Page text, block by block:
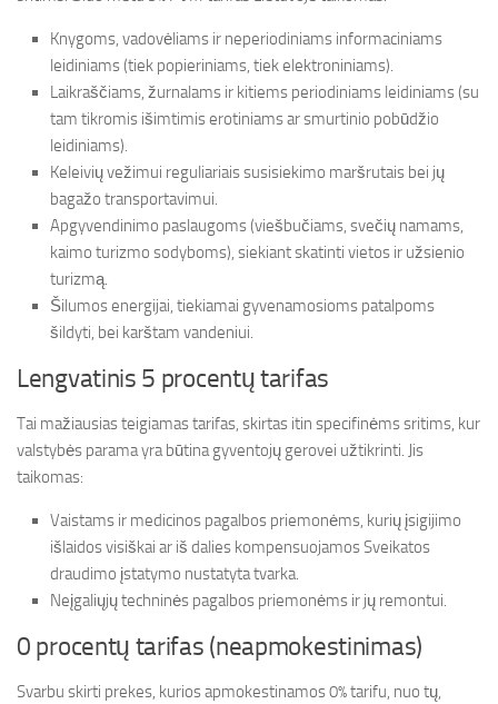
Knygoms, vadovėliams ir neperiodiniams informaciniams
leidiniams (tiek popieriniams, tiek elektroniniams).
Laikraščiams, žurnalams ir kitiems periodiniams leidiniams (su
tam tikromis išimtimis erotiniams ar smurtinio pobūdžio
leidiniams).
Keleivių vežimui reguliariais susisiekimo maršrutais bei jų
bagažo transportavimui.
Apgyvendinimo paslaugoms (viešbučiams, svečių namams,
kaimo turizmo sodyboms), siekiant skatinti vietos ir užsienio
turizmą.
Šilumos energijai, tiekiamai gyvenamosioms patalpoms
šildyti, bei karštam vandeniui.
Lengvatinis 5 procentų tarifas
Tai mažiausias teigiamas tarifas, skirtas itin specifinėms sritims, kur
valstybės parama yra būtina gyventojų gerovei užtikrinti. Jis
taikomas:
Vaistams ir medicinos pagalbos priemonėms, kurių įsigijimo
išlaidos visiškai ar iš dalies kompensuojamos Sveikatos
draudimo įstatymo nustatyta tvarka.
Neįgaliųjų techninės pagalbos priemonėms ir jų remontui.
0 procentų tarifas (neapmokestinimas)
Svarbu skirti prekes, kurios apmokestinamos 0% tarifu, nuo tų,